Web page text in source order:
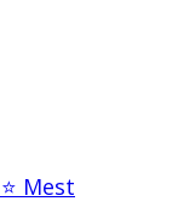
Mest